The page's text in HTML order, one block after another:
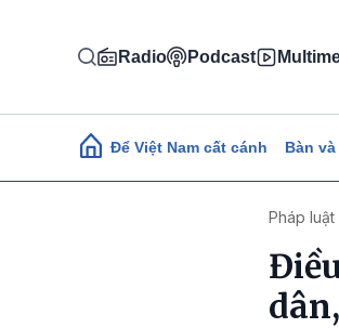
Radio Podcast
Main navigation
Để Việt Nam cất cánh Bàn
Pháp luật